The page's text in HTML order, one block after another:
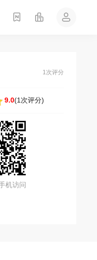
1次评分
9.0(1次评分)
机访问